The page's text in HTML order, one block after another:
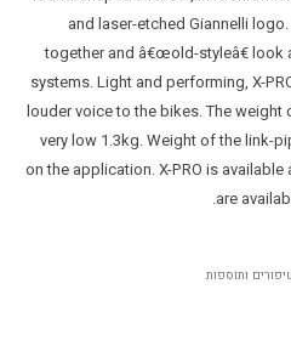
and laser-etched Giannelli
together and â€œold-styleâ€ look
systems. Light and performing, X-
louder voice to the bikes. The weight
very low 1.3kg. Weight of the link-
on the application. X-PRO is
are
ותוספות